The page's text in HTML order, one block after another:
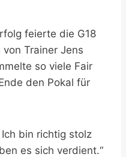
feierte die G18
Trainer Jens
so viele Fair
den Pokal für
bin richtig stolz
es sich verdient.“